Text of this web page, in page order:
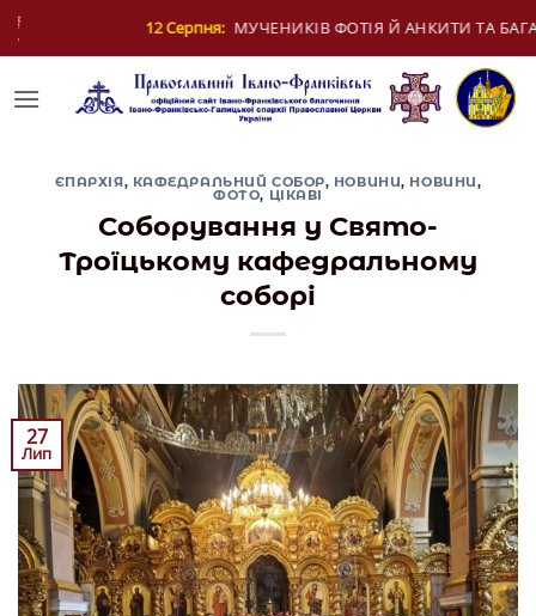
Skip
ФОТІЯ Й АНКИТИ ТА БАГАТЬОХ ІЗ НИМИ
ЄПАРХІЯ, КАФЕДРАЛЬНИЙ СОБОР, НОВИНИ, НОВИНИ,
ФОТО, ЦІКАВІ
Соборування у Свято-
Троїцькому кафедральному
соборі
27
Лип